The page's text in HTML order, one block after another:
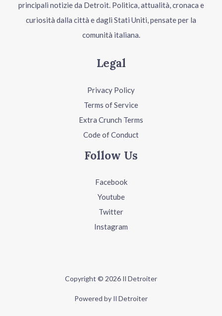
principali notizie da Detroit. Politica, attualità, cronaca e
curiosità dalla città e dagli Stati Uniti, pensate per la
comunità italiana.
Legal
Privacy Policy
Terms of Service
Extra Crunch Terms
Code of Conduct
Follow Us
Facebook
Youtube
Twitter
Instagram
Copyright © 2026 Il Detroiter
Powered by Il Detroiter